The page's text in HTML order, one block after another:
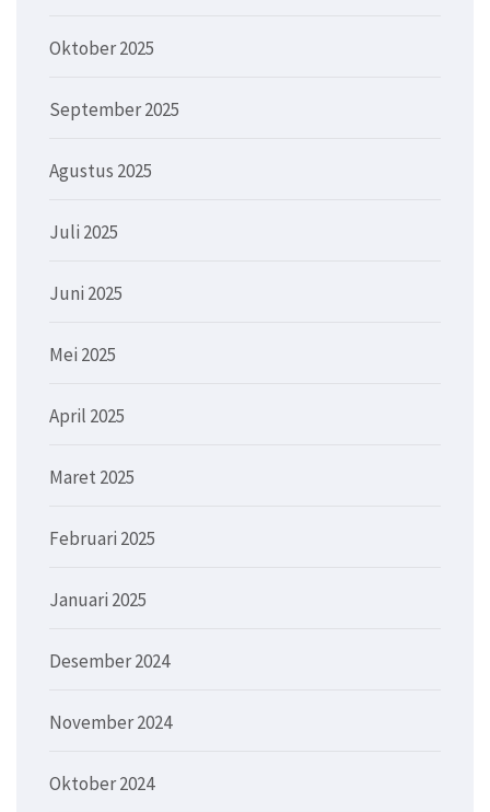
Oktober 2025
September 2025
Agustus 2025
Juli 2025
Juni 2025
Mei 2025
April 2025
Maret 2025
Februari 2025
Januari 2025
Desember 2024
November 2024
Oktober 2024